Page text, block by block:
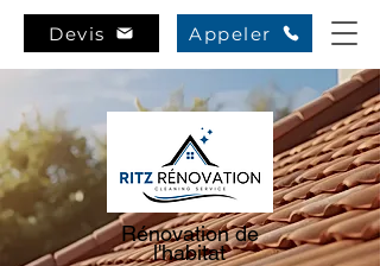
Devis Appeler
Rénovation de
l'habitat